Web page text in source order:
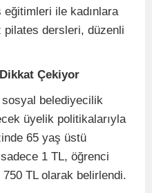
ile kadınlara
dersleri, düzenli
Çekiyor
belediyecilik
üyelik politikalarıyla
65 yaş üstü
1 TL, öğrenci
TL olarak belirlendi.